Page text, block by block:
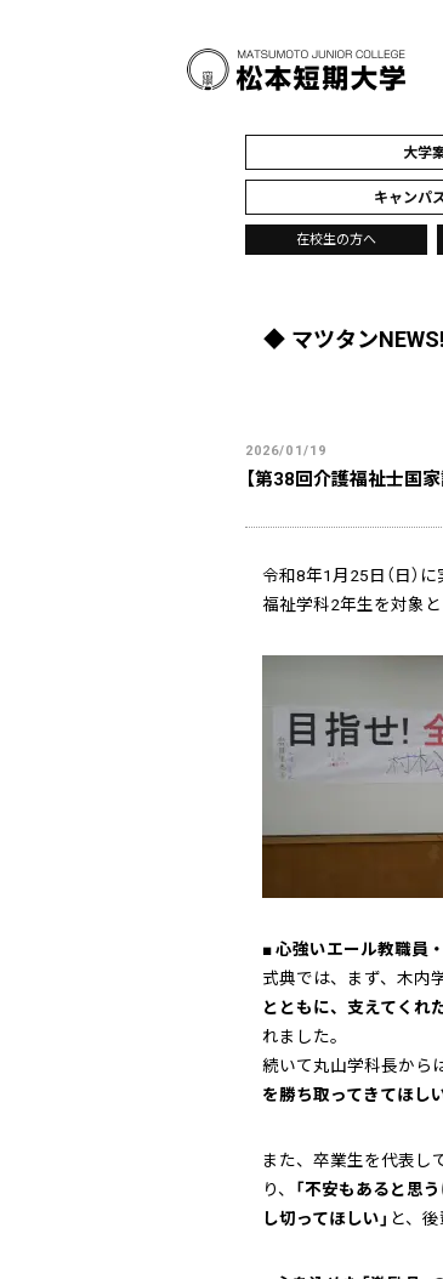
大学
キャンパ
在校生の方へ
マツタンNEWS!
2026/01/19
【第38回介護福祉士国
令和8年1月25日（日）
福祉学科2年生を対象
■ 心強いエール教職員
式典では、まず、木内
とともに、支えてくれ
れました。
続いて丸山学科長からは
を勝ち取ってきてほしい
また、卒業生を代表し
り、
「不安もあると思
し切ってほしい」 と、